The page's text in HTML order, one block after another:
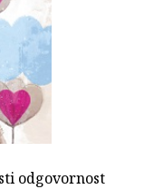
odgovornost